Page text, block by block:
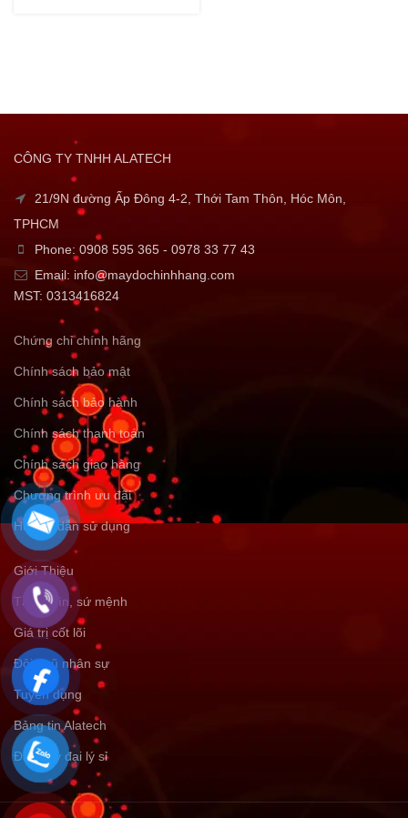
CÔNG TY TNHH ALATECH
21/9N đường Ấp Đông 4-2, Thới Tam Thôn, Hóc Môn,
TPHCM
Phone: 0908 595 365 - 0978 33 77 43
Email: info@maydochinhhang.com
MST: 0313416824
Chứng chỉ chính hãng
Chính sách bảo mật
Chính sách bảo hành
Chính sách thanh toán
Chính sách giao hàng
Chương trình ưu đãi
Hướng dẫn sử dụng
Giới Thiệu
Tầm nhìn, sứ mệnh
Giá trị cốt lõi
Đội ngũ nhân sự
Tuyển dụng
Bảng tin Alatech
Đăng ký đại lý sỉ